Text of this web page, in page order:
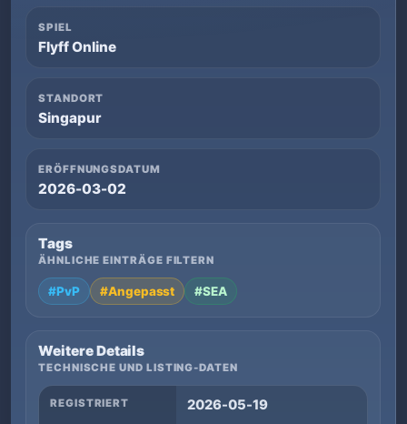
SPIEL
Flyff Online
STANDORT
Singapur
ERÖFFNUNGSDATUM
2026-03-02
Tags
ÄHNLICHE EINTRÄGE FILTERN
#PvP #Angepasst #SEA
Weitere Details
TECHNISCHE UND LISTING-DATEN
REGISTRIERT 2026-05-19